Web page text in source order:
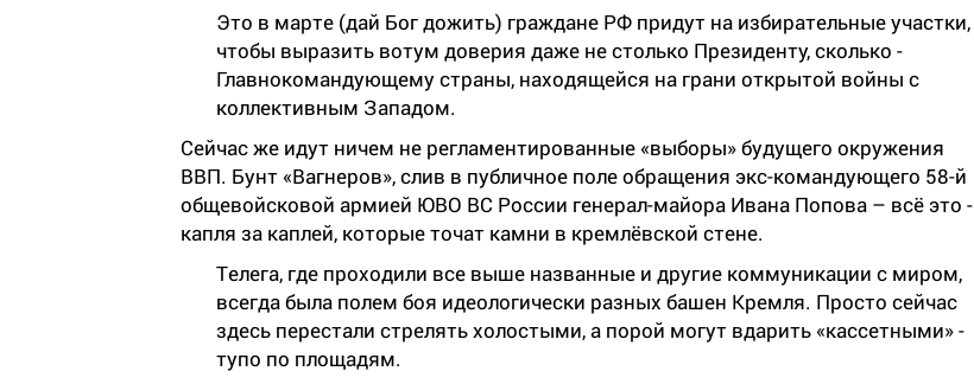
Это в марте (дай Бог дожить) граждане РФ придут на избирательные участки,
чтобы выразить вотум доверия даже не столько Президенту, сколько -
Главнокомандующему страны, находящейся на грани открытой войны с
коллективным Западом.
Сейчас же идут ничем не регламентированные «выборы» будущего окружения
ВВП. Бунт «Вагнеров», слив в публичное поле обращения экс-командующего 58-й
общевойсковой армией ЮВО ВС России генерал-майора Ивана Попова – всё это -
капля за каплей, которые точат камни в кремлёвской стене.
Телега, где проходили все выше названные и другие коммуникации с миром,
всегда была полем боя идеологически разных башен Кремля. Просто сейчас
здесь перестали стрелять холостыми, а порой могут вдарить «кассетными» -
тупо по площадям.